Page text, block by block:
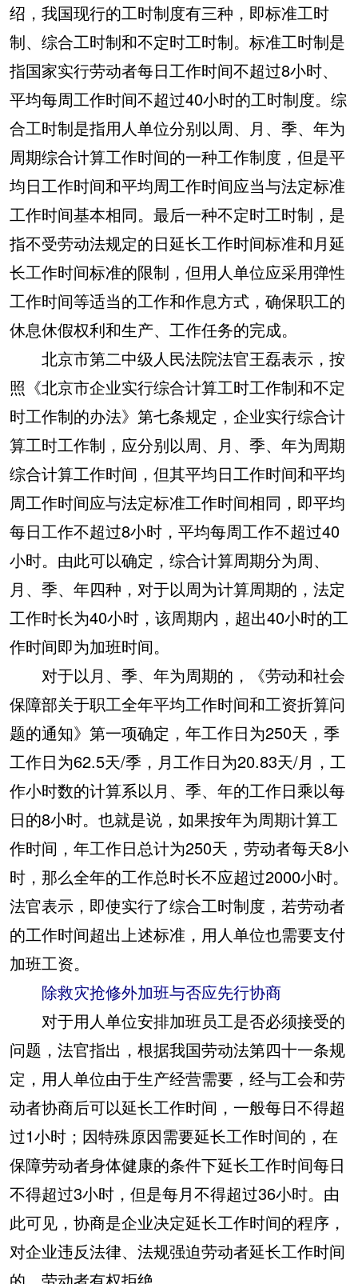
绍，我国现行的工时制度有三种，即标准工时
制、综合工时制和不定时工时制。标准工时制是
指国家实行劳动者每日工作时间不超过8小时、
平均每周工作时间不超过40小时的工时制度。综
合工时制是指用人单位分别以周、月、季、年为
周期综合计算工作时间的一种工作制度，但是平
均日工作时间和平均周工作时间应当与法定标准
工作时间基本相同。最后一种不定时工时制，是
指不受劳动法规定的日延长工作时间标准和月延
长工作时间标准的限制，但用人单位应采用弹性
工作时间等适当的工作和作息方式，确保职工的
休息休假权利和生产、工作任务的完成。
北京市第二中级人民法院法官王磊表示，按
照《北京市企业实行综合计算工时工作制和不定
时工作制的办法》第七条规定，企业实行综合计
算工时工作制，应分别以周、月、季、年为周期
综合计算工作时间，但其平均日工作时间和平均
周工作时间应与法定标准工作时间相同，即平均
每日工作不超过8小时，平均每周工作不超过40
小时。由此可以确定，综合计算周期分为周、
月、季、年四种，对于以周为计算周期的，法定
工作时长为40小时，该周期内，超出40小时的工
作时间即为加班时间。
对于以月、季、年为周期的，《劳动和社会
保障部关于职工全年平均工作时间和工资折算问
题的通知》第一项确定，年工作日为250天，季
工作日为62.5天/季，月工作日为20.83天/月，工
作小时数的计算系以月、季、年的工作日乘以每
日的8小时。也就是说，如果按年为周期计算工
作时间，年工作日总计为250天，劳动者每天8小
时，那么全年的工作总时长不应超过2000小时。
法官表示，即使实行了综合工时制度，若劳动者
的工作时间超出上述标准，用人单位也需要支付
加班工资。
除救灾抢修外加班与否应先行协商
对于用人单位安排加班员工是否必须接受的
问题，法官指出，根据我国劳动法第四十一条规
定，用人单位由于生产经营需要，经与工会和劳
动者协商后可以延长工作时间，一般每日不得超
过1小时；因特殊原因需要延长工作时间的，在
保障劳动者身体健康的条件下延长工作时间每日
不得超过3小时，但是每月不得超过36小时。由
此可见，协商是企业决定延长工作时间的程序，
对企业违反法律、法规强迫劳动者延长工作时间